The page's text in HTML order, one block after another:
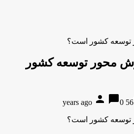
توسعه کشور است؟
محور توسعه کشور
56 years ago
person chat_bubble0
توسعه کشور است؟